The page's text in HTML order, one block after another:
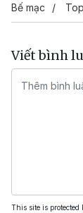
Bế mạc
Viết bình
This site is protected